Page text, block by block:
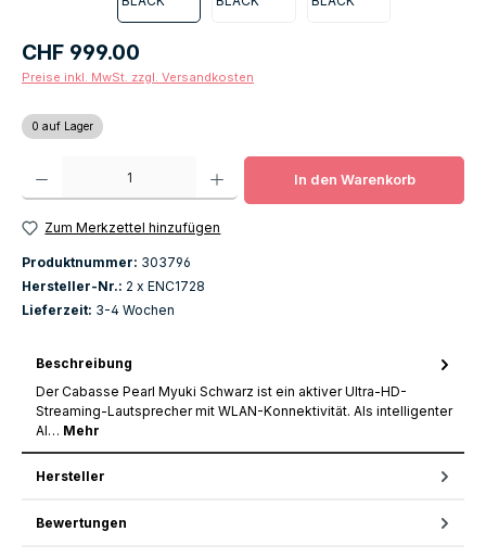
Regulärer Preis:
CHF 999.00
Preise inkl. MwSt. zzgl. Versandkosten
0 auf Lager
Produkt Anzahl: Gib den gewünschten Wert ein oder benutze die
In den Warenkorb
Zum Merkzettel hinzufügen
Produktnummer: 303796
Hersteller-Nr.: 2 x ENC1728
Lieferzeit: 3-4 Wochen
Beschreibung
Der Cabasse Pearl Myuki Schwarz ist ein aktiver Ultra-HD-
Streaming-Lautsprecher mit WLAN-Konnektivität. Als intelligenter
Al… Mehr
Hersteller
Bewertungen